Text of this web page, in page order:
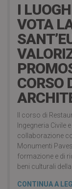
I
VOTA
CORSO
Il corso di
Ingegneria Civile
collaborazione
Monumenti
formazione e di
beni culturali
CONTINUA A